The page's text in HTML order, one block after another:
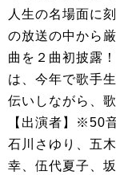
人生の名場面に
の放送の中から
曲を２曲初披露
は、今年で歌手
伝いしながら、
【出演者】※50
石川さゆり、五
幸、伍代夏子、